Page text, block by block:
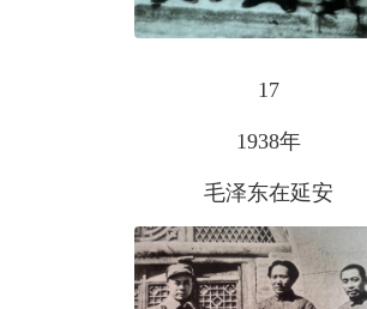
17
1938年
毛泽东在延安